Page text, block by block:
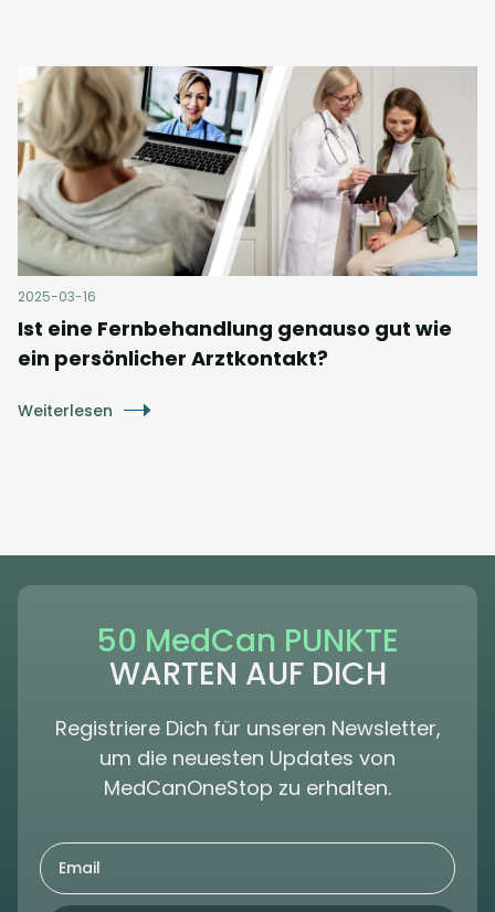
2025-03-16
Ist eine Fernbehandlung genauso gut wie
ein persönlicher Arztkontakt?
Weiterlesen
50 MedCan PUNKTE
WARTEN AUF DICH
Registriere Dich für unseren Newsletter,
um die neuesten Updates von
MedCanOneStop zu erhalten.